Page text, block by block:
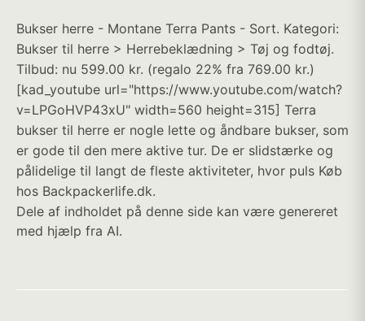
Bukser herre - Montane Terra Pants - Sort. Kategori:
Bukser til herre > Herrebeklædning > Tøj og fodtøj.
Tilbud: nu 599.00 kr. (regalo 22% fra 769.00 kr.)
[kad_youtube url="https://www.youtube.com/watch?
v=LPGoHVP43xU" width=560 height=315] Terra
bukser til herre er nogle lette og åndbare bukser, som
er gode til den mere aktive tur. De er slidstærke og
pålidelige til langt de fleste aktiviteter, hvor puls Køb
hos Backpackerlife.dk.
Dele af indholdet på denne side kan være genereret
med hjælp fra AI.